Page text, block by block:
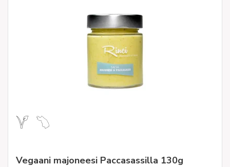
Vegaani majoneesi Paccasassilla 130g